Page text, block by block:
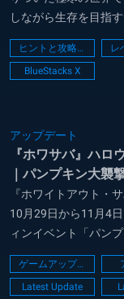
しながら生存を目指
ゲームです。プレイ
炉を中心に基地を発
どの限られた資源を
ヒントと攻略法
BlueStacks X
アップデート
『ホワサバ』ハロ
｜パンプキン大襲
『ホワイトアウト・
10月29日から11月4
ィンイベント「パン
ています。 本イベン
パンプキンモンスタ
定アイテムを集める
ゲームアップデート
Latest Update